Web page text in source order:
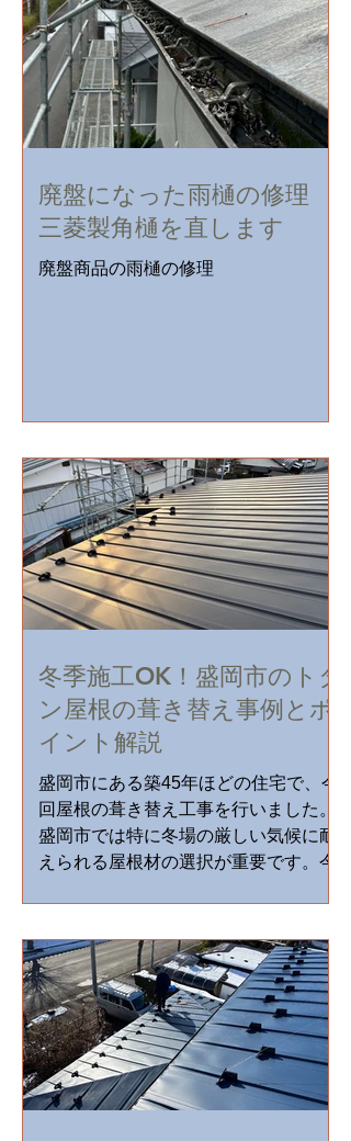
ならではのスピードと低価格で解決し
ます。現地調査・見積り無料。
廃盤になった雨樋の修理
三菱製角樋を直します
廃盤商品の雨樋の修理
冬季施工OK！盛岡市のトタ
ン屋根の葺き替え事例とポ
イント解説
盛岡市にある築45年ほどの住宅で、今
回屋根の葺き替え工事を行いました。
盛岡市では特に冬場の厳しい気候に耐
えられる屋根材の選択が重要です。今
めのものでした。さらに、屋根材の交
換だけでなく、雨樋の修理や野地板
の...